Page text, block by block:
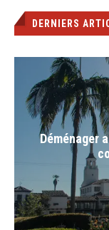
DERNIERS
Déménager